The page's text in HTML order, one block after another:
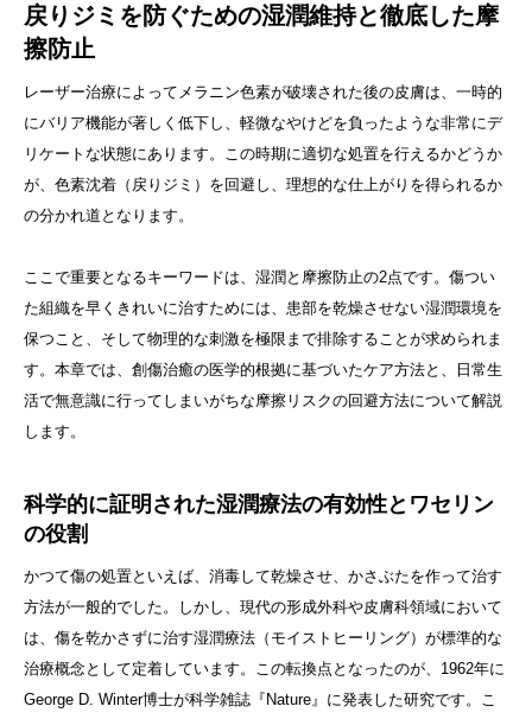
戻りジミを防ぐための湿潤維持と徹底した摩
擦防止
レーザー治療によってメラニン色素が破壊された後の皮膚は、一時的
にバリア機能が著しく低下し、軽微なやけどを負ったような非常にデ
リケートな状態にあります。この時期に適切な処置を行えるかどうか
が、色素沈着（戻りジミ）を回避し、理想的な仕上がりを得られるか
の分かれ道となります。
ここで重要となるキーワードは、湿潤と摩擦防止の2点です。傷つい
た組織を早くきれいに治すためには、患部を乾燥させない湿潤環境を
保つこと、そして物理的な刺激を極限まで排除することが求められま
す。本章では、創傷治癒の医学的根拠に基づいたケア方法と、日常生
活で無意識に行ってしまいがちな摩擦リスクの回避方法について解説
します。
科学的に証明された湿潤療法の有効性とワセリン
の役割
かつて傷の処置といえば、消毒して乾燥させ、かさぶたを作って治す
方法が一般的でした。しかし、現代の形成外科や皮膚科領域において
は、傷を乾かさずに治す湿潤療法（モイストヒーリング）が標準的な
治療概念として定着しています。この転換点となったのが、1962年に
George D. Winter博士が科学雑誌『Nature』に発表した研究です。こ